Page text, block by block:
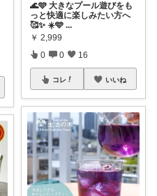
🌊🩵 大きなプール遊びをも
っと快適に楽しみたい方へ
🥰✨ ☀️🩵 ...
￥ 2,999
0 0 16
コレ いいね